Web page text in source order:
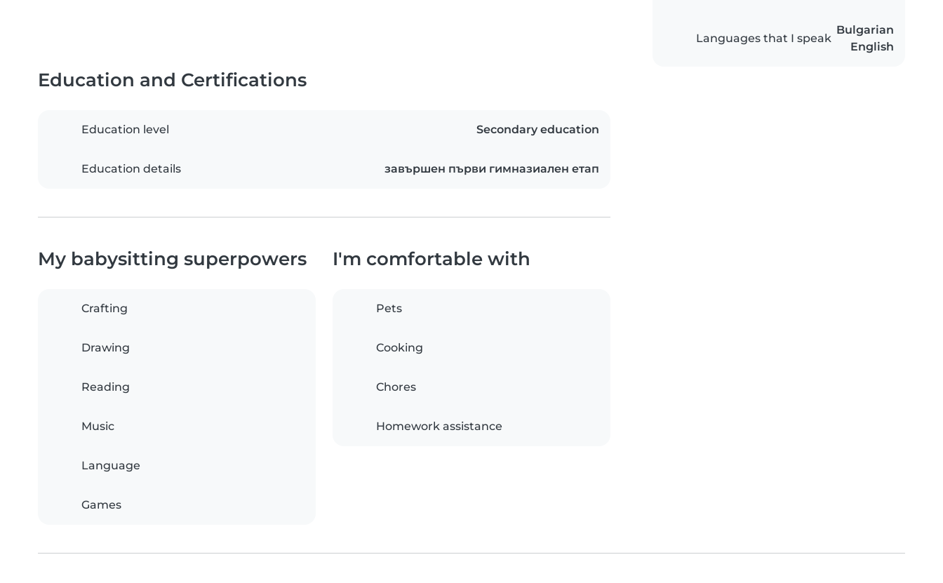
Languages that I speak
Bulgarian
English
Education and Certifications
Education level Secondary education
Education details завършен първи гимназиален етап
My babysitting superpowers
Crafting
Drawing
Reading
Music
Language
Games
I'm comfortable with
Pets
Cooking
Chores
Homework assistance